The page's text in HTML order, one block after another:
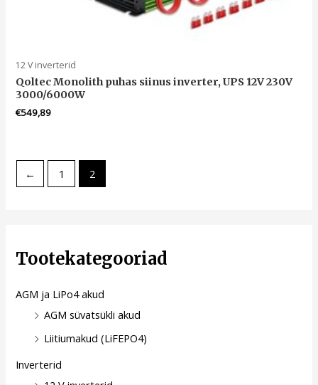
12 V inverterid
Qoltec Monolith puhas siinus inverter, UPS 12V 230V
3000/6000W
€549,89
← 1 2
Tootekategooriad
AGM ja LiPo4 akud
AGM süvatsükli akud
Liitiumakud (LiFEPO4)
Inverterid